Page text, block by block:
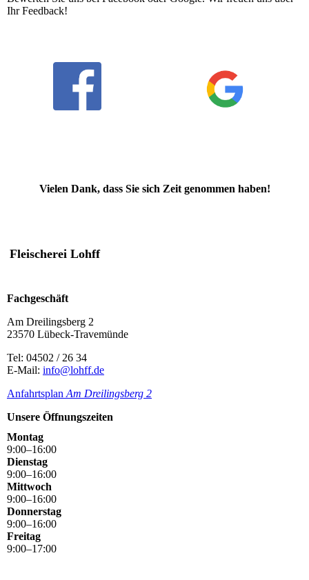
Ihr Feedback!
Vielen Dank, dass Sie sich Zeit genommen haben!
Fleischerei Lohff
Fachgeschäft
Am Dreilingsberg 2
23570 Lübeck-Travemünde
Tel: 04502 / 26 34
E-Mail: info@lohff.de
Anfahrtsplan Am Dreilingsberg 2
Unsere Öffnungszeiten
Montag
9:00–16:00
Dienstag
9:00–16:00
Mittwoch
9:00–16:00
Donnerstag
9:00–16:00
Freitag
9:00–17:00